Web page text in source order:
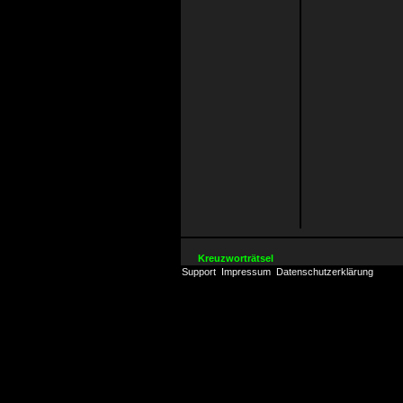
Kreuzworträtsel
Support Impressum Datenschutzerklärung